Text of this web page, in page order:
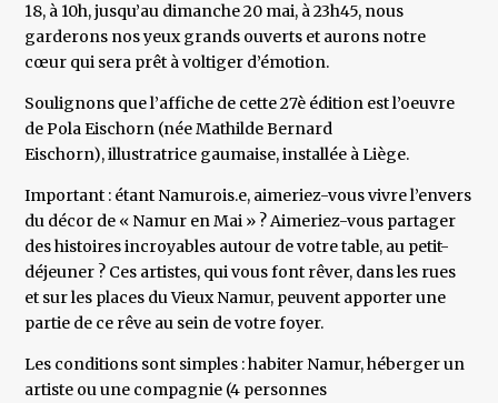
18, à 10h, jusqu’au dimanche 20 mai, à 23h45, nous
garderons nos yeux grands ouverts et aurons notre
cœur qui sera prêt à voltiger d’émotion.
Soulignons que l’affiche de cette 27è édition est l’oeuvre
de Pola Eischorn (née Mathilde Bernard
Eischorn), illustratrice gaumaise, installée à Liège.
Important : étant Namurois.e, aimeriez-vous vivre l’envers
du décor de « Namur en Mai » ? Aimeriez-vous partager
des histoires incroyables autour de votre table, au petit-
déjeuner ? Ces artistes, qui vous font rêver, dans les rues
et sur les places du Vieux Namur, peuvent apporter une
partie de ce rêve au sein de votre foyer.
Les conditions sont simples : habiter Namur, héberger un
artiste ou une compagnie (4 personnes